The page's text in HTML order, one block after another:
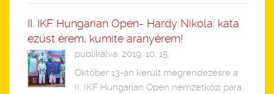
II. IKF Hungarian Open- Hardy Nikola: kata
ezüst érem, kumite aranyérem!
publikálva: 2019. 10. 15.
Október 13-án került megrendezésre a
II. IKF Hungarian Open nemzetközi para